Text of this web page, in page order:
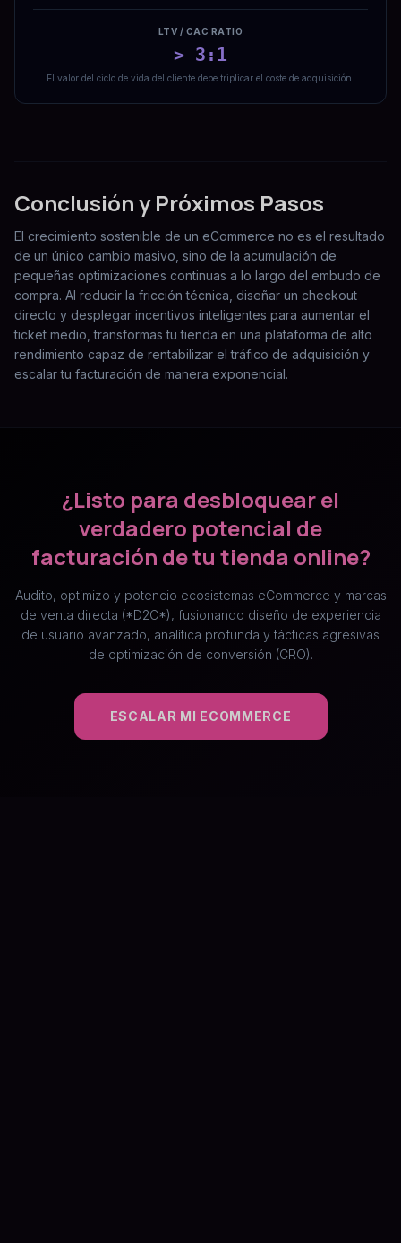
LTV / CAC RATIO
> 3:1
El valor del ciclo de vida del cliente debe triplicar el coste de adquisición.
Conclusión y Próximos Pasos
El crecimiento sostenible de un eCommerce no es el resultado
de un único cambio masivo, sino de la acumulación de
pequeñas optimizaciones continuas a lo largo del embudo de
compra. Al reducir la fricción técnica, diseñar un checkout
directo y desplegar incentivos inteligentes para aumentar el
ticket medio, transformas tu tienda en una plataforma de alto
rendimiento capaz de rentabilizar el tráfico de adquisición y
escalar tu facturación de manera exponencial.
¿Listo para desbloquear el
verdadero potencial de
facturación de tu tienda online?
Audito, optimizo y potencio ecosistemas eCommerce y marcas
de venta directa (*D2C*), fusionando diseño de experiencia
de usuario avanzado, analítica profunda y tácticas agresivas
de optimización de conversión (CRO).
ESCALAR MI ECOMMERCE